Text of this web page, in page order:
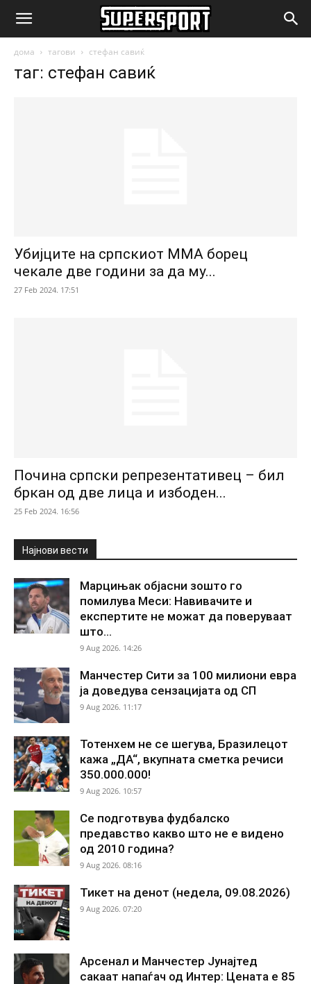
SuperSport.mk
дома тагови стефан савиќ
таг: стефан савиќ
Убијците на српскиот ММА борец
чекале две години за да му...
27 Feb 2024. 17:51
Почина српски репрезентативец – бил
бркан од две лица и избоден...
25 Feb 2024. 16:56
Најнови вести
Марцињак објасни зошто го
помилува Меси: Навивачите и
експертите не можат да поверуваат
што...
9 Aug 2026. 14:26
Манчестер Сити за 100 милиони евра
ја доведува сензацијата од СП
9 Aug 2026. 11:17
Тотенхем не се шегува, Бразилецот
кажа „ДА“, вкупната сметка речиси
350.000.000!
9 Aug 2026. 10:57
Се подготвува фудбалско
предавство какво што не е видено
од 2010 година?
9 Aug 2026. 08:16
Тикет на денот (недела, 09.08.2026)
9 Aug 2026. 07:20
Арсенал и Манчестер Јунајтед
сакаат напаѓач од Интер: Цената е 85